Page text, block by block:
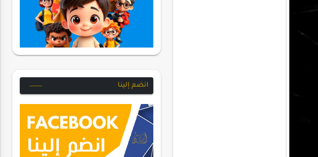
انضم إلينا